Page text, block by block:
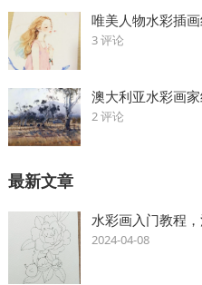
唯美人物水彩插
3 评论
澳大利亚水彩画
2 评论
最新文章
水彩画入门教程
2024-04-08